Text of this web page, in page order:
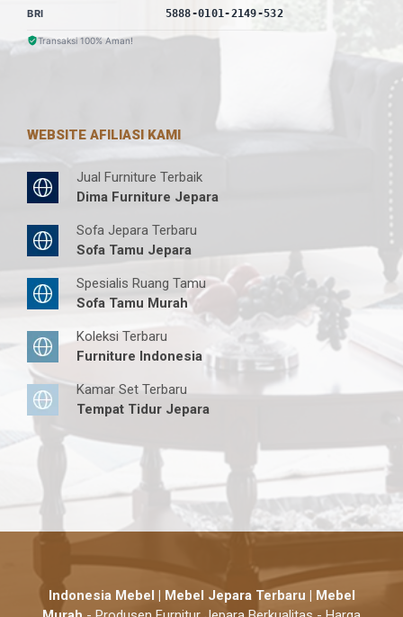
BRI 5888-0101-2149-532
Transaksi 100% Aman!
WEBSITE AFILIASI KAMI
Jual Furniture Terbaik
Dima Furniture Jepara
Sofa Jepara Terbaru
Sofa Tamu Jepara
Spesialis Ruang Tamu
Sofa Tamu Murah
Koleksi Terbaru
Furniture Indonesia
Kamar Set Terbaru
Tempat Tidur Jepara
Indonesia Mebel | Mebel Jepara Terbaru | Mebel